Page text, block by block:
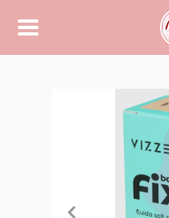
Maneca, beleza que